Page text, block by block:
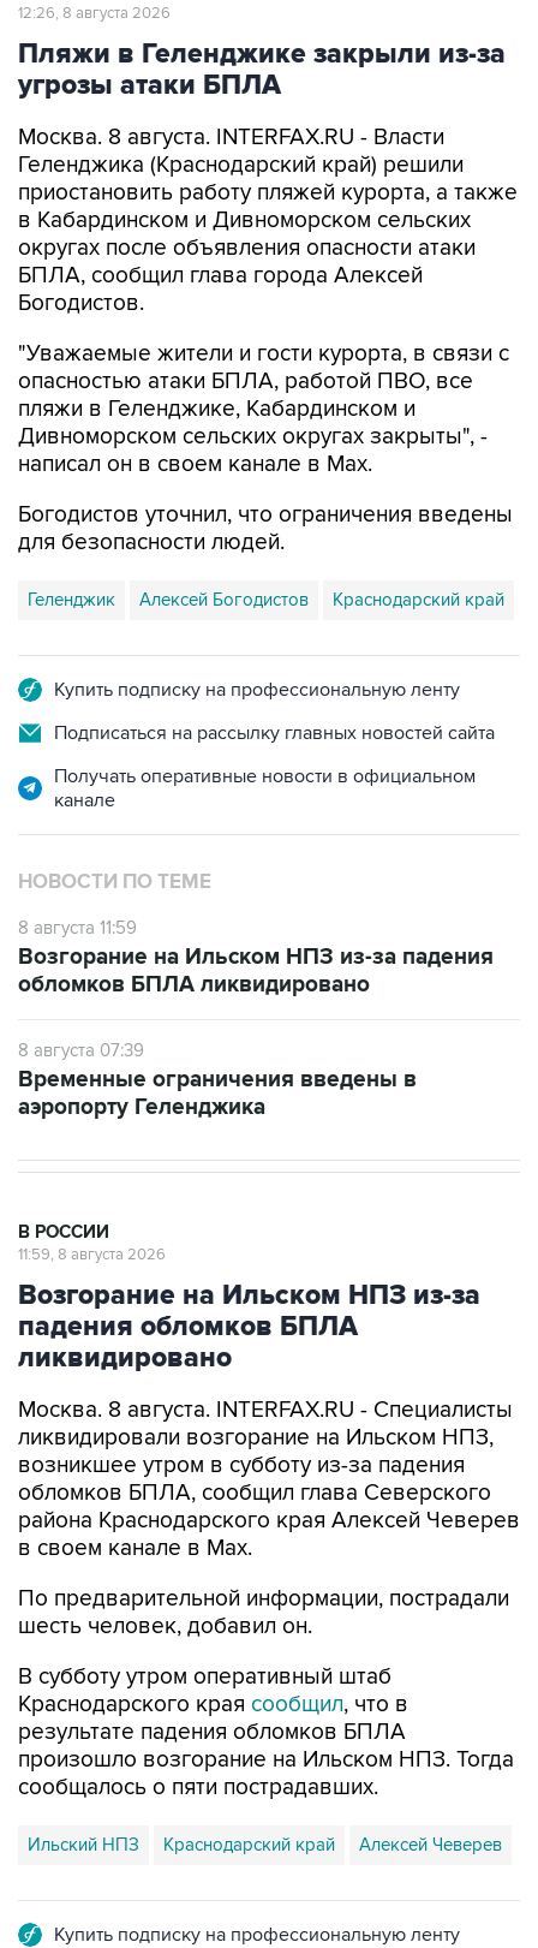
12:26, 8 августа 2026
Пляжи в Геленджике закрыли из-за
угрозы атаки БПЛА
Москва. 8 августа. INTERFAX.RU - Власти
Геленджика (Краснодарский край) решили
приостановить работу пляжей курорта, а также
в Кабардинском и Дивноморском сельских
округах после объявления опасности атаки
БПЛА, сообщил глава города Алексей
Богодистов.
"Уважаемые жители и гости курорта, в связи с
опасностью атаки БПЛА, работой ПВО, все
пляжи в Геленджике, Кабардинском и
Дивноморском сельских округах закрыты", -
написал он в своем канале в Max.
Богодистов уточнил, что ограничения введены
для безопасности людей.
Геленджик Алексей Богодистов Краснодарский край
Купить подписку на профессиональную ленту
Подписаться на рассылку главных новостей сайта
Получать оперативные новости в официальном
канале
НОВОСТИ ПО ТЕМЕ
8 августа 11:59
Возгорание на Ильском НПЗ из-за падения
обломков БПЛА ликвидировано
8 августа 07:39
Временные ограничения введены в
аэропорту Геленджика
В РОССИИ
11:59, 8 августа 2026
Возгорание на Ильском НПЗ из-за
падения обломков БПЛА
ликвидировано
Москва. 8 августа. INTERFAX.RU - Специалисты
ликвидировали возгорание на Ильском НПЗ,
возникшее утром в субботу из-за падения
обломков БПЛА, сообщил глава Северского
района Краснодарского края Алексей Чеверев
в своем канале в Max.
По предварительной информации, пострадали
шесть человек, добавил он.
В субботу утром оперативный штаб
Краснодарского края сообщил, что в
результате падения обломков БПЛА
произошло возгорание на Ильском НПЗ. Тогда
сообщалось о пяти пострадавших.
Ильский НПЗ Краснодарский край Алексей Чеверев
Купить подписку на профессиональную ленту